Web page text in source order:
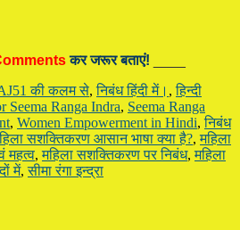
कर जरूर बताएं!
की कलम से,निबंध हिंदी में। ,हिन्दी
Seema Ranga Indra, Seema Ranga
, Women Empowerment in Hindi,निबंध
सशक्तिकरण आसान भाषा क्या है?,महिला
महत्व,महिला सशक्तिकरण पर निबंध,महिला
में,सीमा रंगा इन्द्रा